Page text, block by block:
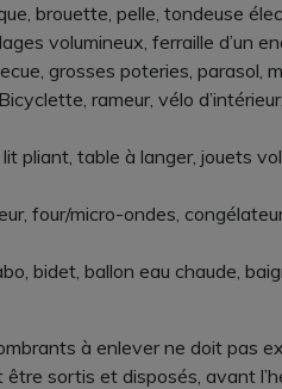
brouette, pelle, tondeuse
volumineux, ferraille d’un
grosses poteries, parasol,
rameur, vélo
pliant, table à langer, jouets
four/micro-ondes,
bidet, ballon eau chaude,
à enlever ne doit pas
sortis et disposés, avant